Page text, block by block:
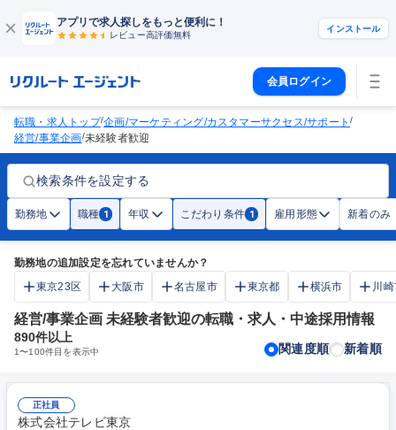
アプリで求人探しをもっと便利に！
レビュー高評価無料
インストール
会員ログイン
転職・求人トップ/企画/マーケティング/カスタマーサクセス/サポート/
経営/事業企画/未経験者歓迎
検索条件を設定する
勤務地 職種 1 年収 こだわり条件 1 雇用形態 新着のみ
勤務地の追加設定を忘れていませんか？
東京23区
大阪市 名古屋市 東京都 横浜市 川
経営/事業企画 未経験者歓迎の転職・求人・中途採用情報
890件以上
1〜100件目を表示中 関連度順 新着順
正社員
株式会社テレビ東京